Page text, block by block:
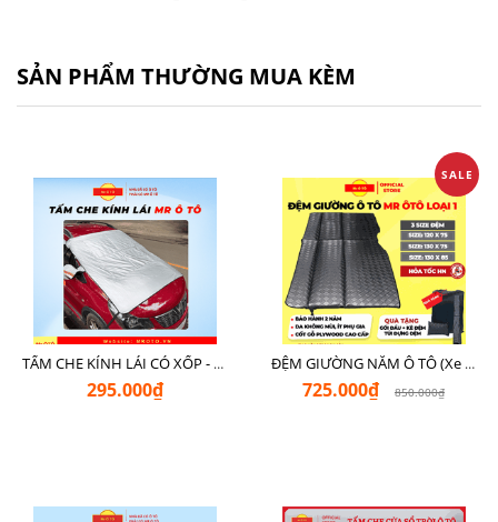
SẢN PHẨM THƯỜNG MUA KÈM
TẤM CHE KÍNH LÁI CÓ XỐP - LOẠI XỊN CHE NGOÀI MR Ô TÔ
295.000₫
SALE
ĐỆM GIƯỜNG NẰM Ô TÔ (Xe 7 Chỗ SUV + Pickup + Sedan C - D)
725.000₫ 850.000₫